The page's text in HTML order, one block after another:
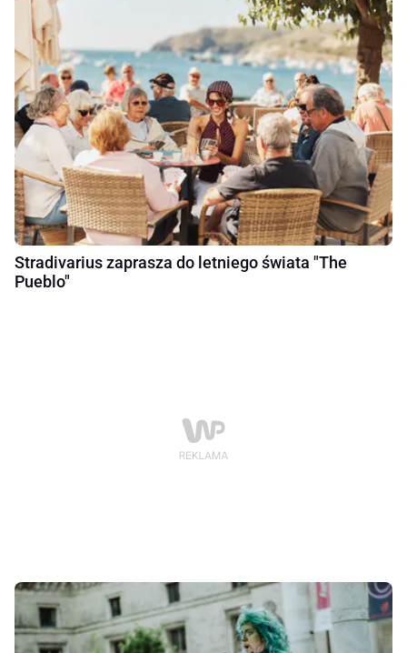
Stradivarius zaprasza do letniego świata "The
Pueblo"